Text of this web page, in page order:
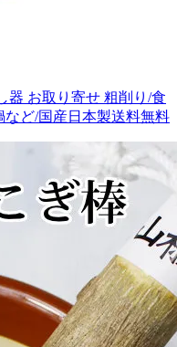
器 お取り寄せ 粗削り/食
ど/国産日本製送料無料